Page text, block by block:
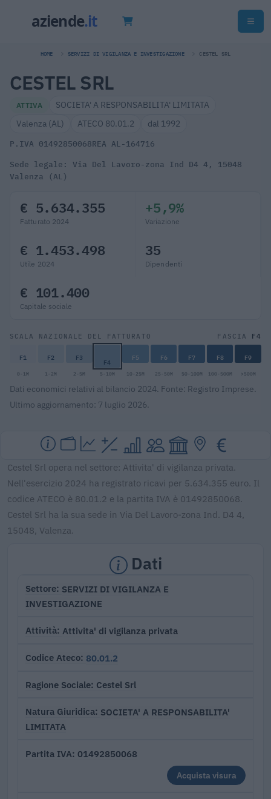
HOME SERVIZI DI VIGILANZA E INVESTIGAZIONE CESTEL SRL
CESTEL SRL
ATTIVA
SOCIETA' A RESPONSABILITA' LIMITATA
Valenza (AL)
ATECO 80.01.2 dal 1992
P.IVA 01492850068REA AL-164716
Sede legale: Via Del Lavoro-zona Ind D4 4, 15048
Valenza (AL)
€ 5.634.355
Fatturato 2024
+5,9%
Variazione
€ 1.453.498
Utile 2024
35
Dipendenti
€ 101.400
Capitale sociale
SCALA NAZIONALE DEL FATTURATO FASCIA F4
F1 F2 F3 F4 F5 F6 F7 F8 F9
0-1M 1-2M 2-5M 5-10M 10-25M 25-50M 50-100M 100-500M >500M
Dati economici relativi al bilancio 2024. Fonte: Registro Imprese.
Ultimo aggiornamento: 7 luglio 2026.
Cestel Srl opera nel settore: Attivita' di vigilanza privata.
Nell'esercizio 2024 ha registrato ricavi per 5.634.355 euro. Il
codice ATECO è 80.01.2 e la partita IVA è 01492850068.
Cestel Srl ha la sua sede in Via Del Lavoro-zona Ind. D4 4,
15048, Valenza.
Dati
Settore SERVIZI DI VIGILANZA E
INVESTIGAZIONE
Attività Attivita' di vigilanza privata
Codice Ateco 80.01.2
Ragione Sociale Cestel Srl
Natura Giuridica SOCIETA' A RESPONSABILITA'
LIMITATA
Partita IVA 01492850068
Acquista visura